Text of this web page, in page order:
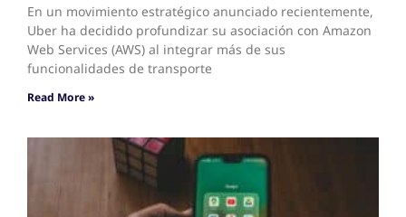
En un movimiento estratégico anunciado recientemente,
Uber ha decidido profundizar su asociación con Amazon
Web Services (AWS) al integrar más de sus
funcionalidades de transporte
Read More »